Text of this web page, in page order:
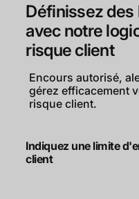
Définissez des
avec notre
risque client
Encours autorisé,
gérez efficacement
risque client.
Indiquez une limite
client